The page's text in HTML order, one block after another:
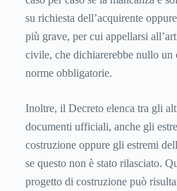
su richiesta dell’acquirente
più grave, per cui appellarsi
civile, che dichiarerebbe nullo un
norme obbligatorie.
Inoltre, il Decreto elenca tra gli
documenti ufficiali, anche gli
costruzione oppure gli estremi
se questo non è stato rilasciato.
progetto di costruzione può